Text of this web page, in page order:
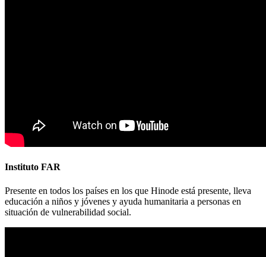
Instituto FAR
Presente en todos los países en los que Hinode está presente, lleva
educación a niños y jóvenes y ayuda humanitaria a personas en
situación de vulnerabilidad social.